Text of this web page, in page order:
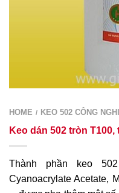
HOME / KEO 502 CÔNG
Keo dán 502 tròn
Thành phần keo
Cyanoacrylate Acetate,